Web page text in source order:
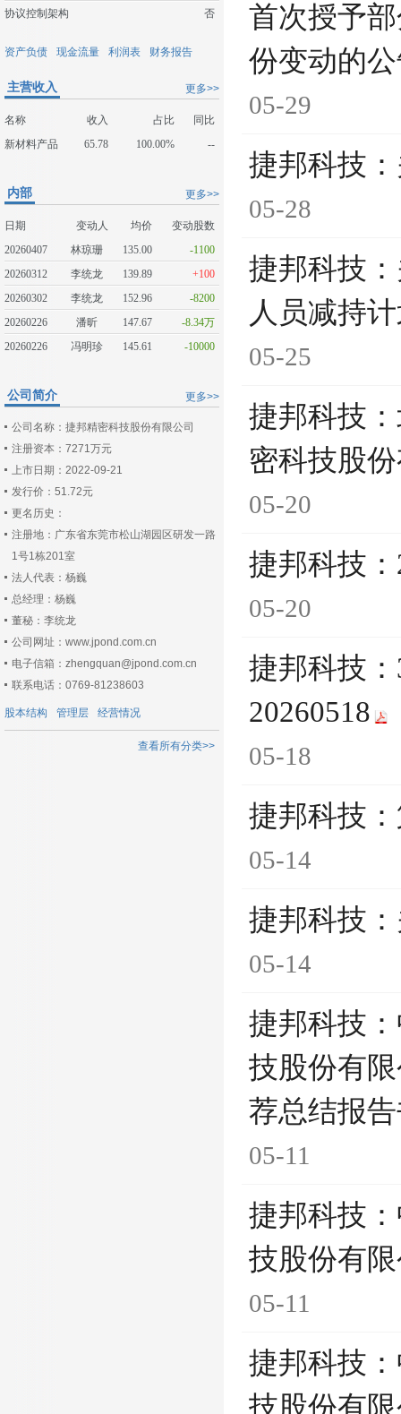
协议控制架构
否
资产负债 现金流量 利润表 财务报告
更多>>
主营收入
名称 收入 占比
同比
新材料产品
65.78 100.00% --
更多>>
内部
日期 变动人 均价
变动股数
20260407
林琼珊 135.00
-1100
20260312
李统龙 139.89
+100
20260302
李统龙 152.96
-8200
20260226
潘昕 147.67
-8.34万
20260226
冯明珍 145.61 -10000
更多>>
公司简介
公司名称：捷邦精密科技股份有限公司
注册资本：7271万元
上市日期：2022-09-21
发行价：51.72元
更名历史：
注册地：广东省东莞市松山湖园区研发一路
1号1栋201室
法人代表：杨巍
总经理：杨巍
董秘：李统龙
公司网址：www.jpond.com.cn
电子信箱：zhengquan@jpond.com.cn
联系电话：0769-81238603
股本结构 管理层 经营情况
查看所有分类>>
首次授予
份变动的
05-29
捷邦科技
05-28
捷邦科技
人员减持
05-25
捷邦科技
密科技股
05-20
捷邦科技
05-20
捷邦科技
20260518
05-18
捷邦科技
05-14
捷邦科技
05-14
捷邦科技
技股份有
荐总结报
05-11
捷邦科技
技股份有
05-11
捷邦科技
技股份有